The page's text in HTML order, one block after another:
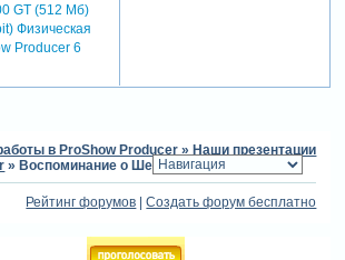
GT (512 Мб)
Физическая
Producer 6
в ProShow Producer » Наши презентации
» Воспоминание о Шербургских зонтиках
Рейтинг форумов |Создать форум бесплатно